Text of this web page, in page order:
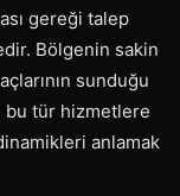
gereği talep
Bölgenin sakin
sunduğu
tür hizmetlere
anlamak